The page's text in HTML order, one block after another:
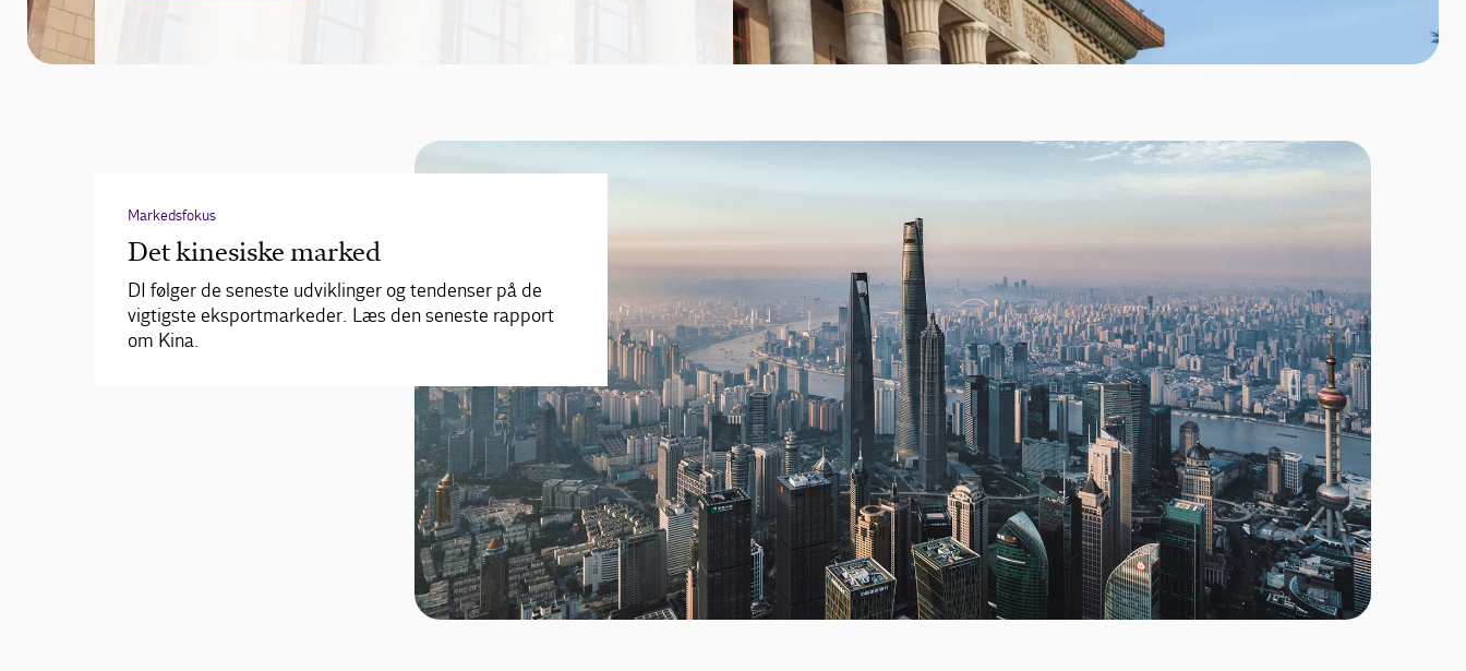
Markedsfokus
Det kinesiske marked
DI følger de seneste udviklinger og tendenser på de
vigtigste eksportmarkeder. Læs den seneste rapport
om Kina.